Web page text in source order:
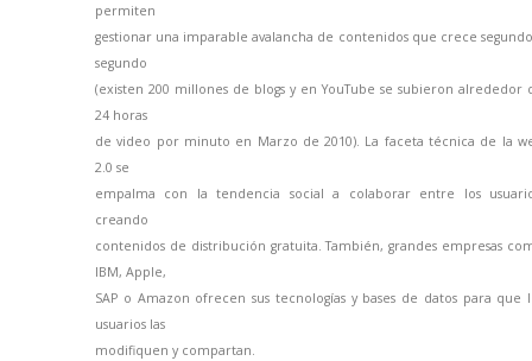
permiten
gestionar una imparable avalancha de contenidos que crece
segundo
(existen 200 millones de blogs y en YouTube se subieron alrededor
24 horas
de video por minuto en Marzo de 2010). La faceta técnica de la
2.0 se
empalma con la tendencia social a colaborar entre los
creando
contenidos de distribución gratuita. También, grandes empresas
IBM, Apple,
SAP o Amazon ofrecen sus tecnologías y bases de datos para que
usuarios las
modifiquen y compartan.